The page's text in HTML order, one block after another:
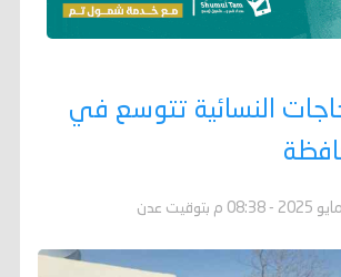
النسائية تتوسع في